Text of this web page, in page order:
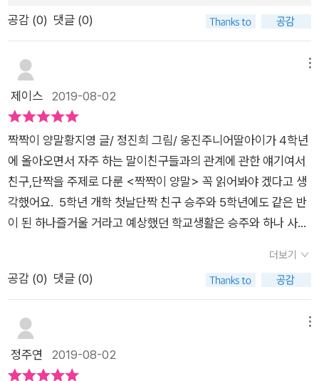
으면 좋겠다.자신의 처지가 짝 잃은 짝짝이 양말 같다고 여겼지만
은 시간이었다.왜 양말을 짝짝이로 신고 그래? 가 아닌 짝짝이면
좀 어때!라는 생각을 가져보길.
원인은 다양한 듯 해요.<짝짝이 양말>은지금 초등 여학생들의
모습을 잘 담아내고 있는 책이라는 생각이 들어요.앞에서 대놓고
왕따를 시키기도 하고,휴대폰 채팅방에 초대하지 않기도 하며 따
돌리는 아이들의 모습이잘 반영되어 있네요.정나래 선생님은 하
나의 상황을 재빠르게 눈치채고는하나가 상처입지 않게 옆에서
도와주는데요.그이유는... 하나가 선생님의 옛날 모습을 쏙빼닮았
기 때문인가봅니다.선생님은 하나에게 자신의 아픈 과거를 들려
주며하나에게 용기를 북돋아주는데요.그런 선생님 덕분에 하나
는 씩씩하게 상황을 헤쳐나갈 힘을 얻고 있습니다.하나는 자신이
잘하는 게 하나도 없다고 생각하고 있어요.부모님으로부터 지지
받지 못해서 더욱 그렇게 생각하고 있는데요.선생님은 하나에게
진짜 하고 싶은 일을 찾으라고 이야기해요.꼭 잘하고, 쓸모없는
일이 아니더라도자기가 좋아하는 일을 하며 살아야한다고 말이
짝 친구도 없이,짝짝이 양말 신세예요.^^;그런데 이제는 단짝 친
구없이도 잘 지낼 수 있을 것 같아요.반 친구들 모두가 하나를 좋
아하고, 응원하고 있으니까요!<짝짝이 양말>을 읽으며저의 초
라고 그 마음을 들여보고 보듬어 주는 손길을 느낄 수 있었다. 작
에게도 인간관계가 자기만 좋다고 해서 상대방도 나를 좋아해 주
는것이 아님을 스토리로 알려 주는 동화라서 아이들이 심리적인
갈등을 간접적으로 할 수 있고 지금 겪어내고 있는 아이들에게는
위로와 같은 책이 되어 줄 것이다. 4학년 이상의 초등생에게는 의
미있는 성장동화가 되어 줄것이다.
공감 (0) 댓글 (0)
제이스 2019-08-02
짝짝이 양말황지영 글/ 정진희 그림/ 웅진주니어딸아이가 4학년
에 올아오면서 자주 하는 말이친구들과의 관계에 관한 얘기여서
친구,단짝을 주제로 다룬 <짝짝이 양말> 꼭 읽어봐야 겠다고 생
각했어요. 5학년 개학 첫날단짝 친구 승주와 5학년에도 같은 반
이 된 하나즐거울 거라고 예상했던 학교생활은 승주와 하나 사이
에 신고 나온 짝짝이 양말 때문이라고다른곳으로 원인을 돌려보
려는 하나승주와 다시 단짝이 되기 위해승주와 유리만 신경 쓰다
님이 오셨다제멋대로 뻗은 보라색 단발머리에 커다란 링 귀걸이,
검정 가죽 재킷에 찢어진 청바지, 운동화등장부터 심상치 않은 선
생님가끔 멍하나 창밖을 보며 생각에 잠기지만어쩐지 하나랑 잘
더보기
공감 (0) 댓글 (0)
정주연 2019-08-02